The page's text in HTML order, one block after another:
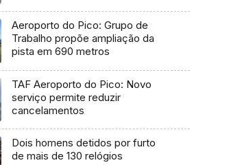
Aeroporto do Pico: Grupo de
Trabalho propõe ampliação da
pista em 690 metros
TAF Aeroporto do Pico: Novo
serviço permite reduzir
cancelamentos
Dois homens detidos por furto
de mais de 130 relógios